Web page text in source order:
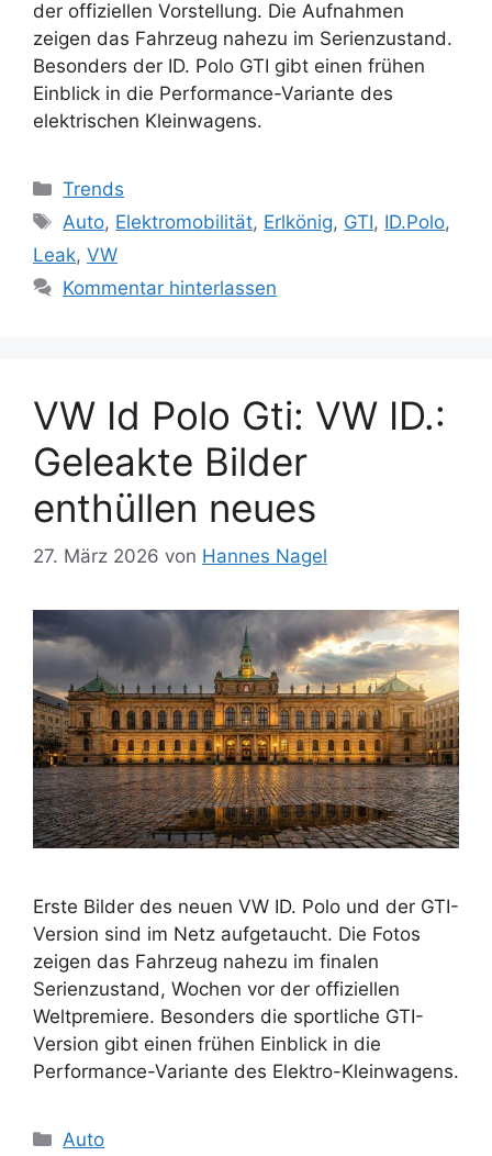
der offiziellen Vorstellung. Die Aufnahmen
zeigen das Fahrzeug nahezu im Serienzustand.
Besonders der ID. Polo GTI gibt einen frühen
Einblick in die Performance-Variante des
elektrischen Kleinwagens.
Kategorien
Trends
Schlagwörter
Auto, Elektromobilität, Erlkönig, GTI, ID.Polo,
Leak, VW
Kommentar hinterlassen
VW Id Polo Gti: VW ID.:
Geleakte Bilder
enthüllen neues
27. März 2026 von Hannes Nagel
Erste Bilder des neuen VW ID. Polo und der GTI-
Version sind im Netz aufgetaucht. Die Fotos
zeigen das Fahrzeug nahezu im finalen
Serienzustand, Wochen vor der offiziellen
Weltpremiere. Besonders die sportliche GTI-
Version gibt einen frühen Einblick in die
Performance-Variante des Elektro-Kleinwagens.
Kategorien
Auto